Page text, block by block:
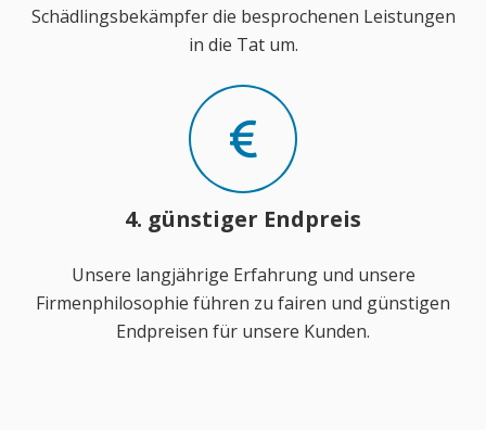
Schädlingsbekämpfer die besprochenen Leistungen
in die Tat um.
4. günstiger Endpreis
Unsere langjährige Erfahrung und unsere
Firmenphilosophie führen zu fairen und günstigen
Endpreisen für unsere Kunden.